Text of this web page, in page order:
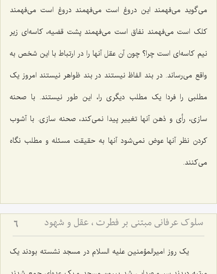
می‌گوید می‌فهمند این دروغ است می‌فهمند دروغ است می‌فهمند
کلک است می‌فهمند نفاق است می‌فهمند پشت قضیه، کاسه‌ای زیر
نیم کاسه‌ای است چرا؟ چون آن عقل آنها را در ارتباط با این شخص به
واقع می‌رساند. در بند الفاظ نیستند در بند ظواهر نیستند امروز یک
مطلبی را فردا یک مطلب دیگری را، این طور نیستند. با صحنه
سازی، رأی و ذهن آنها تغییر پیدا نمی‌کند، صحنه سازی. با آشوب
کردن نظر آنها عوض نمی‌شود آنها به حقیقت مسئله و مطلب نگاه
می‌کنند.
سلوک عرفانی مبتنی بر فطرت ، عقل و شهود 6
یک روز امیرالمؤمنین علیه السلام در مسجد نشسته بودند یک